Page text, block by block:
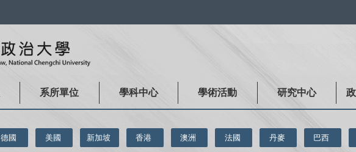
系所單位 學科中心 學術活動 研究中心
德國 美國 新加坡 香港 澳洲 法國 丹麥 巴西